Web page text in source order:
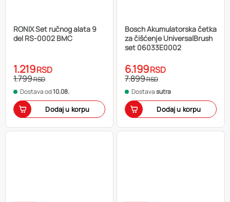
RONIX Set ručnog alata 9
del RS-0002 BMC
1.219RSD
1.799RSD
Dostava od10.08.
Dodaj u korpu
Bosch Akumulatorska četka
za čišćenje UniversalBrush
set 06033E0002
6.199RSD
7.899RSD
Dostavasutra
Dodaj u korpu